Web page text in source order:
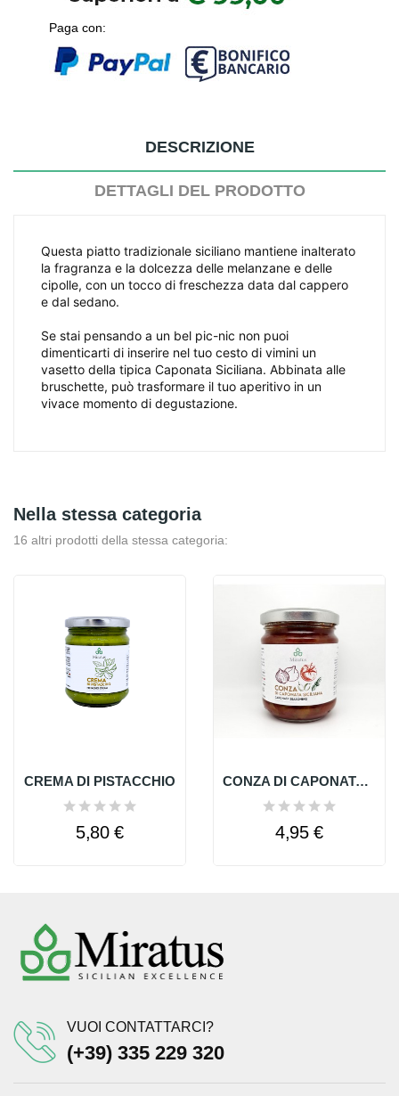
Paga con:
DESCRIZIONE
DETTAGLI DEL PRODOTTO
Questa piatto tradizionale siciliano mantiene inalterato
la fragranza e la dolcezza delle melanzane e delle
cipolle, con un tocco di freschezza data dal cappero
e dal sedano.
Se stai pensando a un bel pic-nic non puoi
dimenticarti di inserire nel tuo cesto di vimini un
vasetto della tipica Caponata Siciliana. Abbinata alle
bruschette, può trasformare il tuo aperitivo in un
vivace momento di degustazione.
Nella stessa categoria
16 altri prodotti della stessa categoria:
CREMA DI PISTACCHIO
5,80 €
CONZA DI CAPONATA SICILIANA
4,95 €
VUOI CONTATTARCI?
(+39) 335 229 320